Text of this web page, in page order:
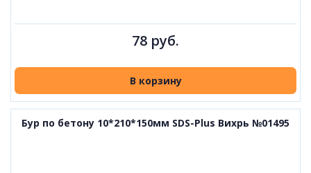
78 руб.
В корзину
Бур по бетону 10*210*150мм SDS-Plus Вихрь №01495